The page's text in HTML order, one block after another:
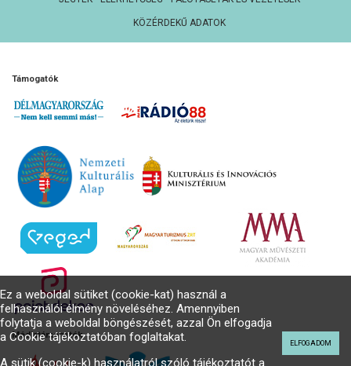
KÖZÉRDEKŰ ADATOK
Támogatók
Médiatámogatók
Ez a weboldal sütiket (cookie-kat) használ a
felhasználói élmény növeléséhez. Amennyiben
folytatja a weboldal böngészését, azzal Ön elfogadja
a Cookie tájékoztatóban foglaltakat.
A sütik (cookie-k) használatról szóló tájékoztatót a
ELFOGADOM